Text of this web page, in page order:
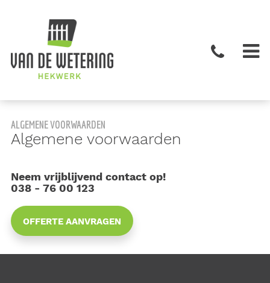
ALGEMENE VOORWAARDEN
Algemene voorwaarden
Neem vrijblijvend contact op!
038 - 76 00 123
OFFERTE AANVRAGEN